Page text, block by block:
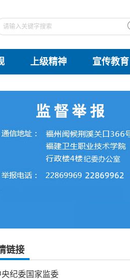
上级精神 宣传教育
链接
央纪委国家监委